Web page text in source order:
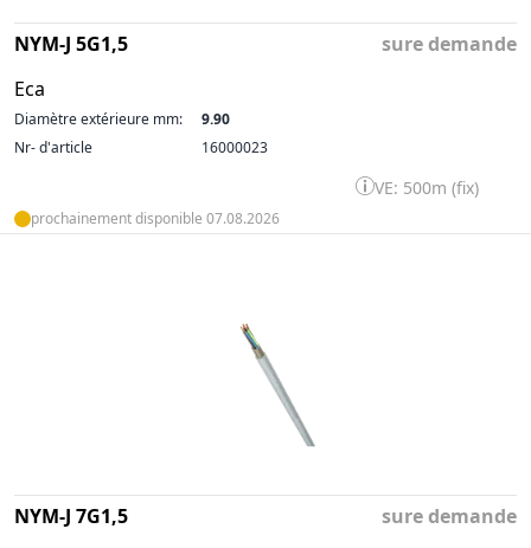
NYM-J 5G1,5
Eca
sure demande
Diamètre extérieure mm:
9.90
Nr- d'article
16000023
VE: 500m (fix)
prochainement disponible 07.08.2026
NYM-J 7G1,5
sure demande